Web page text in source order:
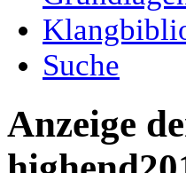
Suche
Anzeige